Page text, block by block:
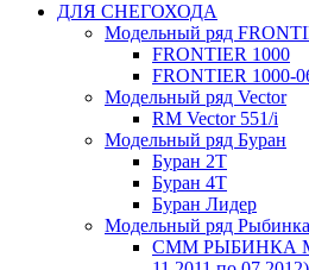
ДЛЯ СНЕГОХОДА
Модельный ряд
FRONTIER 1000
FRONTIER 1000-
Модельный ряд Vector
RM Vector 551/i
Модельный ряд Буран
Буран 2Т
Буран 4Т
Буран Лидер
Модельный ряд Рыбинка
СММ РЫБИНКА